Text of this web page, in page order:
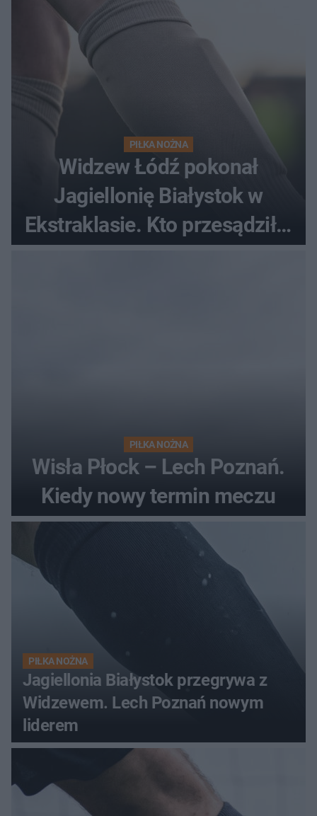
PIŁKA NOŻNA
Widzew Łódź pokonał
Jagiellonię Białystok w
Ekstraklasie. Kto przesądził o
losach meczu?
PIŁKA NOŻNA
Wisła Płock – Lech Poznań.
Kiedy nowy termin meczu
PIŁKA NOŻNA
Jagiellonia Białystok przegrywa z
Widzewem. Lech Poznań nowym
liderem